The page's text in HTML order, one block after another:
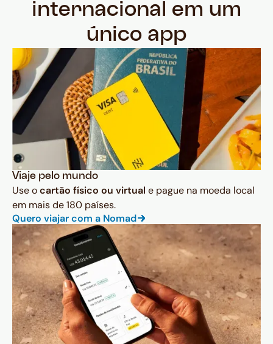
internacional em um
único app
Viaje pelo mundo
Use ocartão físico ou virtual e pague na moeda local
em mais de 180 países.
Quero viajar com a Nomad